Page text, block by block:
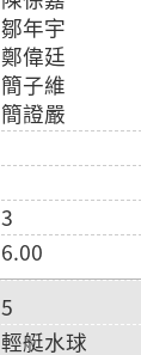
鄒年宇
鄭偉廷
簡子維
簡證嚴
3
6.00
5
輕艇水球